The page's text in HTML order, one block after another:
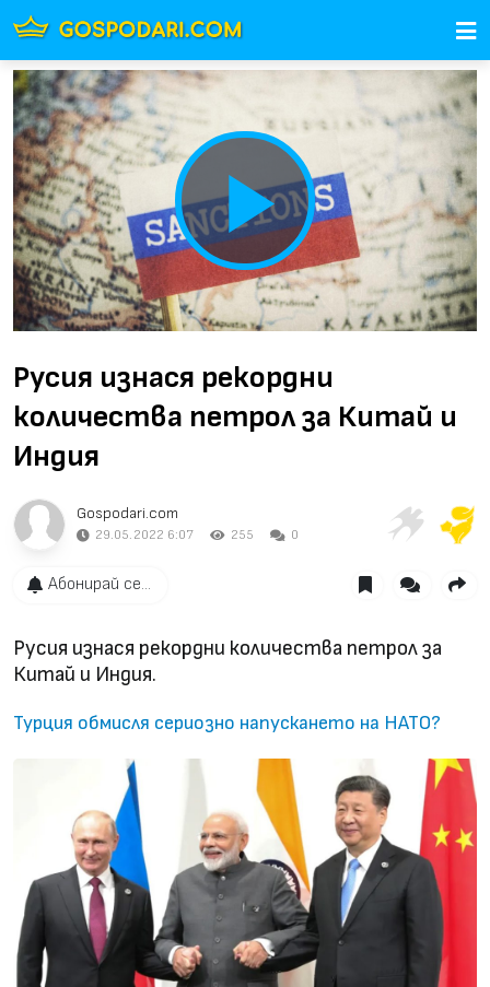
Play
Video
Русия изнася рекордни
количества петрол за Китай и
Индия
Gospodari.com
29.05.2022 6:07 255 0
Абонирай се...
Русия изнася рекордни количества петрол за
Китай и Индия.
Турция обмисля сериозно напускането на НАТО?